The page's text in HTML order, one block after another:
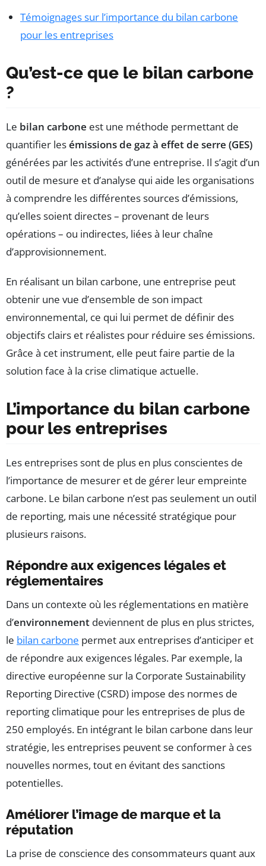
Témoignages sur l’importance du bilan carbone
pour les entreprises
Qu’est-ce que le bilan carbone
?
Le bilan carbone est une méthode permettant de
quantifier lesémissions de gaz à effet de serre (GES)
générées par les activités d’une entreprise. Il s’agit d’un
outil de mesure et d’analyse qui aide les organisations
à comprendre les différentes sources d’émissions,
qu’elles soient directes – provenant de leurs
opérations – ou indirectes, liées à leur chaîne
d’approvisionnement.
En réalisant un bilan carbone, une entreprise peut
obtenir une vue d’ensemble de son impact
environnemental, ce qui lui permet de définir des
objectifs clairs et réalistes pour réduire ses émissions.
Grâce à cet instrument, elle peut faire partie de la
solution face à la crise climatique actuelle.
L’importance du bilan carbone
pour les entreprises
Les entreprises sont de plus en plus conscientes de
l’importance de mesurer et de gérer leur empreinte
carbone. Le bilan carbone n’est pas seulement un outil
de reporting, mais une nécessité stratégique pour
plusieurs raisons.
Répondre aux exigences légales et
réglementaires
Dans un contexte où les réglementations en matière
d’environnement deviennent de plus en plus strictes,
le bilan carbone permet aux entreprises d’anticiper et
de répondre aux exigences légales. Par exemple, la
directive européenne sur la Corporate Sustainability
Reporting Directive (CSRD) impose des normes de
reporting climatique pour les entreprises de plus de
250 employés. En intégrant le bilan carbone dans leur
stratégie, les entreprises peuvent se conformer à ces
nouvelles normes, tout en évitant des sanctions
potentielles.
Améliorer l’image de marque et la
réputation
La prise de conscience des consommateurs quant aux